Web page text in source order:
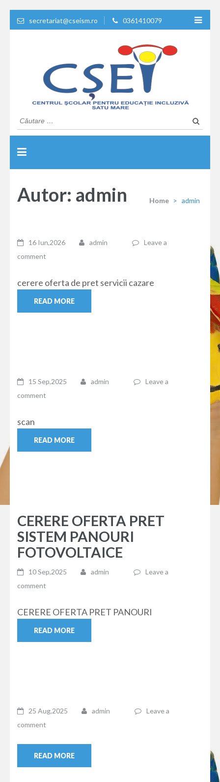
secretariat@cseism.ro 0361410079
Centrul Scolar Pentru
Educatie Inclusiva Satu
Caută
după:
Autor: admin Home > admin
16 Iun,2026 admin
Leave a
comment
cerere oferta de pret servicii cazare
READ MORE
15 Sep,2025 admin
Leave a
comment
scan
READ MORE
CERERE OFERTA PRET
SISTEM PANOURI
FOTOVOLTAICE
10 Sep,2025 admin
Leave a
comment
CERERE OFERTA PRET PANOURI
READ MORE
25 Aug,2025 admin
Leave a
comment
READ MORE